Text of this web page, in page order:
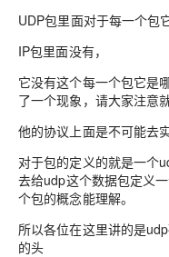
UDP包里面对于每一个包
IP包里面没有，
它没有这个每一个包它是
了一个现象，请大家注意
他的协议上面是不可能去
对于包的定义的就是一个
去给udp这个数据包定义
个包的概念能理解。
所以各位在这里讲的是
的头